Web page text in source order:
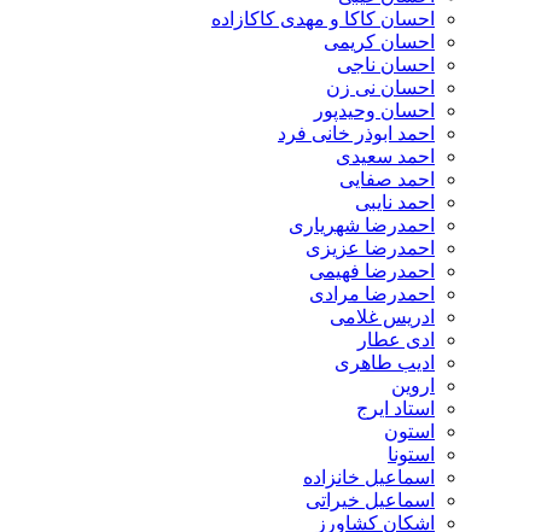
احسان کاکا و مهدی کاکازاده
احسان کریمی
احسان ناجی
احسان نی زن
احسان وحیدپور
احمد ابوذر خانی فرد
احمد سعیدی
احمد صفایی
احمد نایبی
احمدرضا شهریاری
احمدرضا عزیزی
احمدرضا فهیمی
احمدرضا مرادی
ادریس غلامی
ادی عطار
ادیب طاهری
اروین
استاد ایرج
استون
استونا
اسماعیل خانزاده
اسماعیل خیراتی
اشکان کشاورز